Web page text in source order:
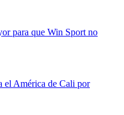
para que Win Sport no
el América de Cali por